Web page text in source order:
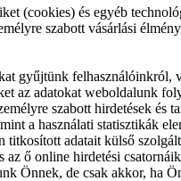
(cookies) és egyéb
szabott vásárlási
gyűjtünk felhasználóinkról,
az adatokat weboldalunk
szabott hirdetések és
a használati statisztikák
titkosított adatait külső
az ő online hirdetési
Önnek, de csak akkor, ha